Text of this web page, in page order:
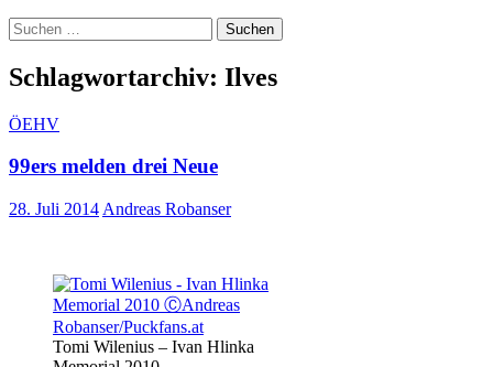
Suchen
nach:
Schlagwortarchiv: Ilves
ÖEHV
99ers melden drei Neue
28. Juli 2014 Andreas Robanser
Tomi Wilenius – Ivan Hlinka